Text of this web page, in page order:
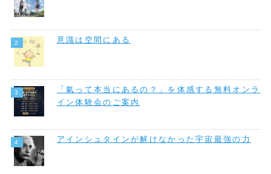
意識は空間にある
「氣って本当にあるの？」を体感する無料オンラ
イン体験会のご案内
アインシュタインが解けなかった宇宙最強の力